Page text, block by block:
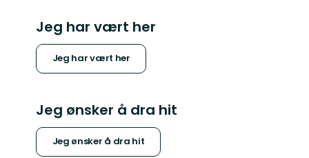
Jeg har vært her
Jeg har vært her
Jeg ønsker å dra hit
Jeg ønsker å dra hit